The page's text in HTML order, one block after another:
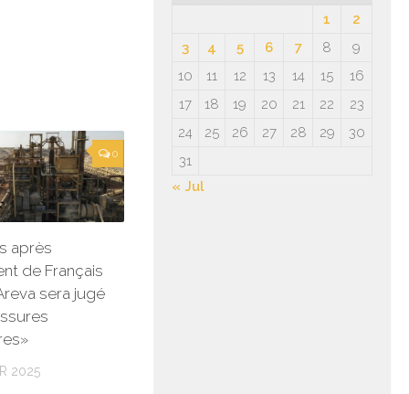
0
après
de Français
sera jugé
2025
1
2
3
4 5 6 7 8
9
10
11 12 13 14 15
16
17
18 19 20 21 22
23
24
25 26 27 28 29
30
31
« Jul